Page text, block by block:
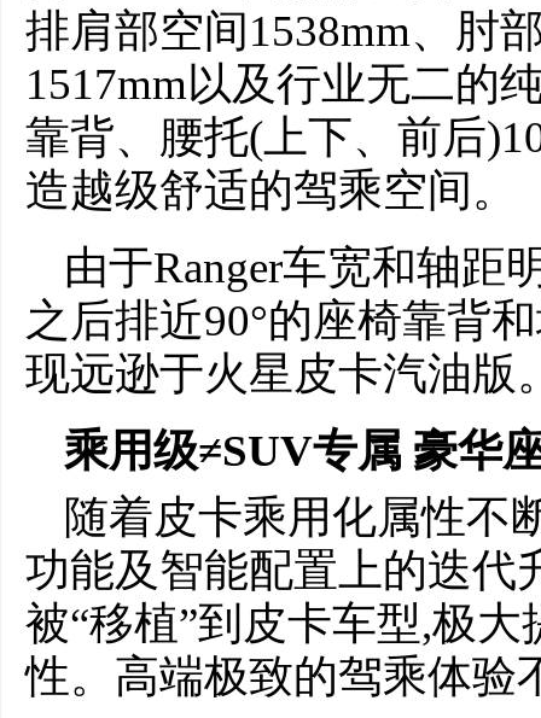
排肩部空间1538mm、肘
1517mm以及行业无二的
靠背、腰托(上下、前后
造越级舒适的驾乘空间。
由于Ranger车宽和轴距
之后排近90°的座椅靠背
现远逊于火星皮卡汽油版
乘用级≠SUV专属 豪华
随着皮卡乘用化属性不
功能及智能配置上的迭代
被“移植”到皮卡车型,极
性。高端极致的驾乘体验